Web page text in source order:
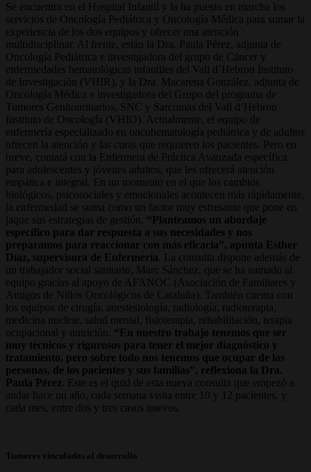
Se encuentra en el Hospital Infantil y la ha puesto en marcha los
servicios de Oncología Pediátrica y Oncología Médica para sumar la
experiencia de los dos equipos y ofrecer una atención
multidisciplinar. Al frente, están la Dra. Paula Pérez, adjunta de
Oncología Pediátrica e investigadora del grupo de Cáncer y
enfermedades hematológicas infantiles del Vall d’Hebron Instituto
de Investigación (VHIR), y la Dra. Macarena González, adjunta de
Oncología Médica e investigadora del Grupo del programa de
Tumores Genitourinarios, SNC y Sarcomas del Vall d’Hebron
Instituto de Oncología (VHIO). Actualmente, el equipo de
enfermería especializado en oncohematología pediátrica y de adultos
ofrecen la atención y las curas que requieren los pacientes. Pero en
breve, contará con la Enfermera de Práctica Avanzada específica
para adolescentes y jóvenes adultos, que les ofrecerá atención
empática e integral. En un momento en el que los cambios
biológicos, psicosociales y emocionales acontecen más rápidamente,
la enfermedad se suma como un factor muy estresante que pone en
jaque sus estrategias de gestión. “Planteamos un abordaje
específico para dar respuesta a sus necesidades y nos
preparamos para reaccionar con más eficacia”, apunta Esther
Díaz, supervisora de Enfermería . La consulta dispone además de
un trabajador social sanitario, Marc Sánchez, que se ha sumado al
equipo gracias al apoyo de AFANOC (Asociación de Familiares y
Amigos de Niños Oncológicos de Cataluña). También cuenta con
los equipos de cirugía, anestesiología, radiología, radioterapia,
medicina nuclear, salud mental, fisioterapia, rehabilitación, terapia
ocupacional y nutrición. “En nuestro trabajo tenemos que ser
muy técnicos y rigurosos para tener el mejor diagnóstico y
tratamiento, pero sobre todo nos tenemos que ocupar de las
personas, de los pacientes y sus familias”, reflexiona la Dra.
Paula Pérez . Este es el quid de esta nueva consulta que empezó a
andar hace un año, cada semana visita entre 10 y 12 pacientes, y
cada mes, entre dos y tres casos nuevos.
Tumores vinculados al desarrollo